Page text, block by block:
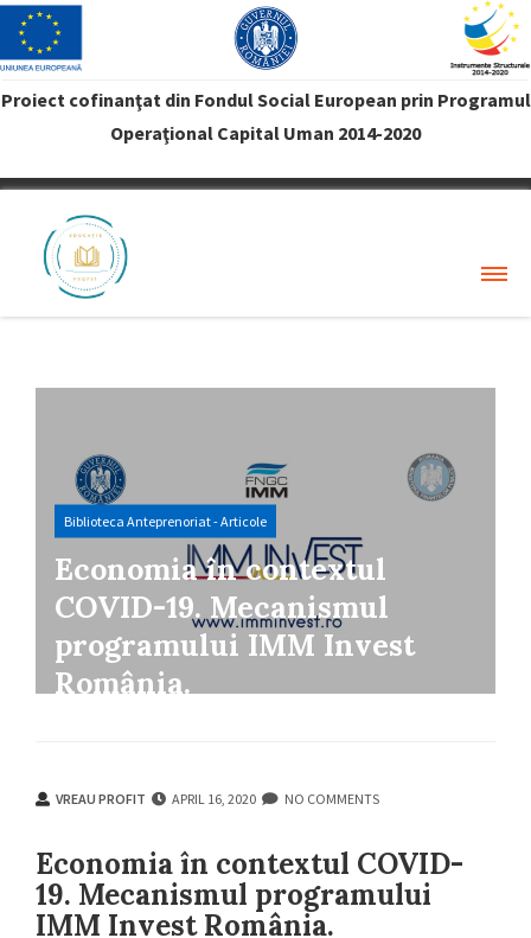
Proiect cofinanţat din Fondul Social European prin Programul
Operaţional Capital Uman 2014-2020
VREAU PROFIT
Biblioteca Anteprenoriat - Articole
Economia în contextul
COVID-19. Mecanismul
programului IMM Invest
România.
VREAU PROFIT APRIL 16, 2020 NO COMMENTS
Economia în contextul COVID-
19. Mecanismul programului
IMM Invest România.